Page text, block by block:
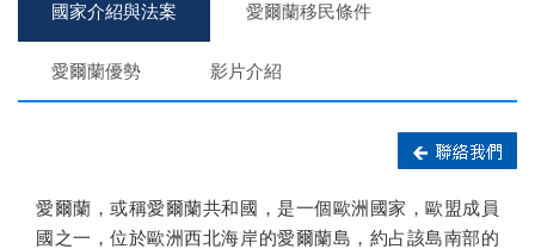
國家介紹與法案 愛爾蘭移民條件
愛爾蘭優勢 影片介紹
愛爾蘭，或稱愛爾蘭共和國，是一個歐洲國家，歐盟成員
國之一，位於歐洲西北海岸的愛爾蘭島，約占該島南部的